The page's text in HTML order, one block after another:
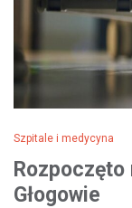
Szpitale i medycyna
Rozpoczęto
Głogowie